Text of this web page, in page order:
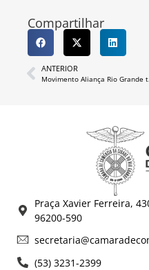
Compartilhar
ANTERIOR
Praça Xavier Ferreira,
96200-590
(53) 3231-2399